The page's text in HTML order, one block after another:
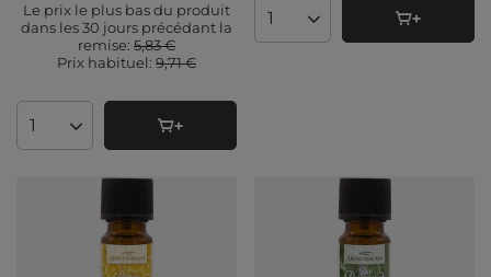
Le prix le plus bas du produit
dans les 30 jours précédant la
remise: 5,83 €
Prix ​​habituel: 9,71 €
Quantité de produits
Quantité de produits